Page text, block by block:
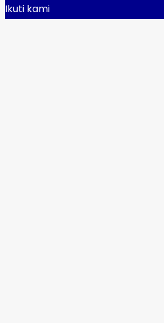
Ikuti kami